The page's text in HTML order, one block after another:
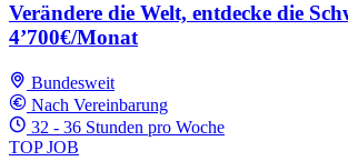
Verändere die Welt, entdecke die
4’700€/Monat
Bundesweit
Nach Vereinbarung
32 - 36 Stunden pro Woche
TOP JOB